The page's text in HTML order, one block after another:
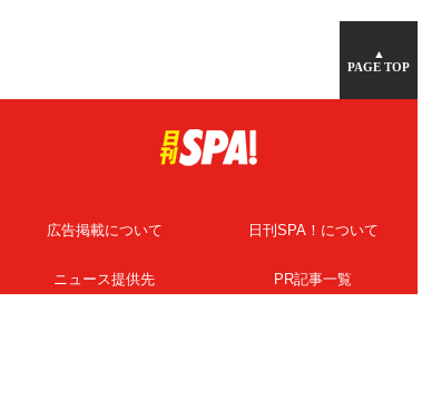
▲
PAGE TOP
広告掲載について 日刊SPA！について
ニュース提供先 PR記事一覧